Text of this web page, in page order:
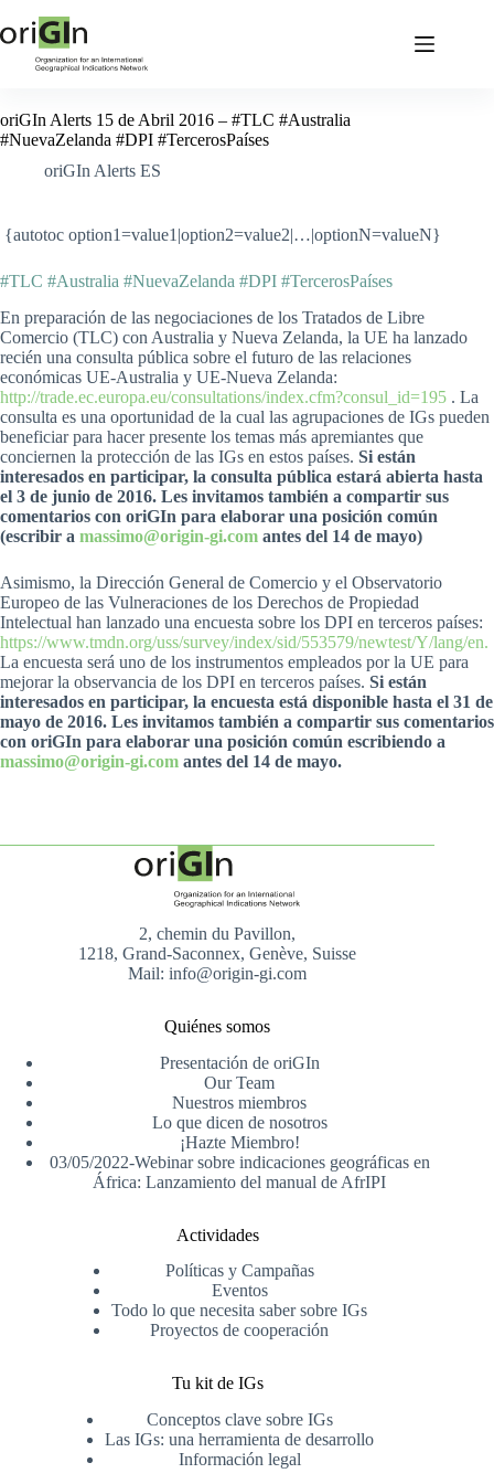
oriGIn Alerts 15 de Abril 2016 – #TLC #Australia
#NuevaZelanda #DPI #TercerosPaíses
oriGIn Alerts ES
{autotoc option1=value1|option2=value2|…|optionN=valueN}
#TLC #Australia #NuevaZelanda #DPI #TercerosPaíses
En preparación de las negociaciones de los Tratados de Libre
Comercio (TLC) con Australia y Nueva Zelanda, la UE ha lanzado
recién una consulta pública sobre el futuro de las relaciones
económicas UE-Australia y UE-Nueva Zelanda:
http://trade.ec.europa.eu/consultations/index.cfm?consul_id=195 . La
consulta es una oportunidad de la cual las agrupaciones de IGs pueden
beneficiar para hacer presente los temas más apremiantes que
conciernen la protección de las IGs en estos países. Si están
interesados en participar, la consulta pública estará abierta hasta
el 3 de junio de 2016. Les invitamos también a compartir sus
comentarios con oriGIn para elaborar una posición común
(escribir a massimo@origin-gi.com antes del 14 de mayo)
Asimismo, la Dirección General de Comercio y el Observatorio
Europeo de las Vulneraciones de los Derechos de Propiedad
Intelectual han lanzado una encuesta sobre los DPI en terceros países:
https://www.tmdn.org/uss/survey/index/sid/553579/newtest/Y/lang/en.
La encuesta será uno de los instrumentos empleados por la UE para
mejorar la observancia de los DPI en terceros países. Si están
interesados en participar, la encuesta está disponible hasta el 31 de
mayo de 2016. Les invitamos también a compartir sus comentarios
con oriGIn para elaborar una posición común escribiendo a
massimo@origin-gi.com antes del 14 de mayo.
2, chemin du Pavillon,
1218, Grand-Saconnex, Genève, Suisse
Mail: info@origin-gi.com
Quiénes somos
Presentación de oriGIn
Our Team
Nuestros miembros
Lo que dicen de nosotros
¡Hazte Miembro!
03/05/2022-Webinar sobre indicaciones geográficas en
África: Lanzamiento del manual de AfrIPI
Actividades
Políticas y Campañas
Eventos
Todo lo que necesita saber sobre IGs
Proyectos de cooperación
Tu kit de IGs
Conceptos clave sobre IGs
Las IGs: una herramienta de desarrollo
Información legal